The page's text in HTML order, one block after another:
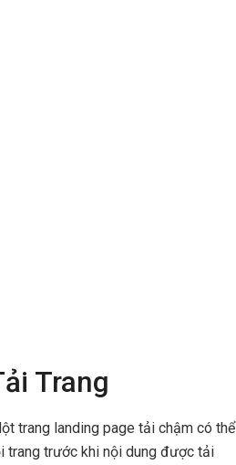
Trang
trang landing page tải chậm có thể
trang trước khi nội dung được tải